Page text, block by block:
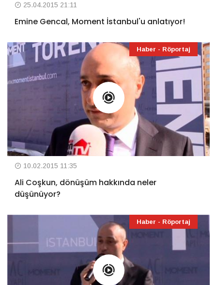
25.04.2015 21:11
Emine Gencal, Moment İstanbul'u anlatıyor!
Haber - Röportaj
10.02.2015 11:35
Ali Coşkun, dönüşüm hakkında neler
düşünüyor?
Haber - Röportaj